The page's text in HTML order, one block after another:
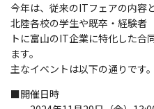
今年は、従来のITフェアの内容
北陸各校の学生や既卒・経験者
トに富山のIT企業に特化した合
ます。
主なイベントは以下の通りです。
■開催日時